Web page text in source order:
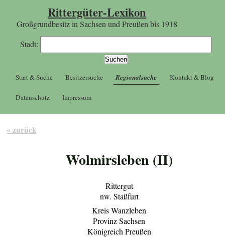
Rittergüter-Lexikon
Großgrundbesitz in Sachsen und Preußen bis 1918
Stadt:
Start & Suche Besitzersuche Regionalsuche Kontakt & Blog
Datenschutz Impressum
« zurück
Wolmirsleben (II)
Rittergut
nw. Staßfurt
Kreis Wanzleben
Provinz Sachsen
Königreich Preußen